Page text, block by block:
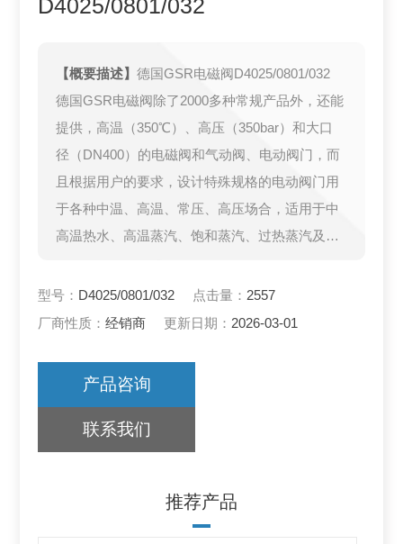
D4025/0801/032
【概要描述】德国GSR电磁阀D4025/0801/032
德国GSR电磁阀除了2000多种常规产品外，还能
提供，高温（350℃）、高压（350bar）和大口
径（DN400）的电磁阀和气动阀、电动阀门，而
且根据用户的要求，设计特殊规格的电动阀门用
于各种中温、高温、常压、高压场合，适用于中
高温热水、高温蒸汽、饱和蒸汽、过热蒸汽及导
型号： D4025/0801/032 点击量： 2557
厂商性质：经销商 更新日期： 2026-03-01
产品咨询
联系我们
推荐产品